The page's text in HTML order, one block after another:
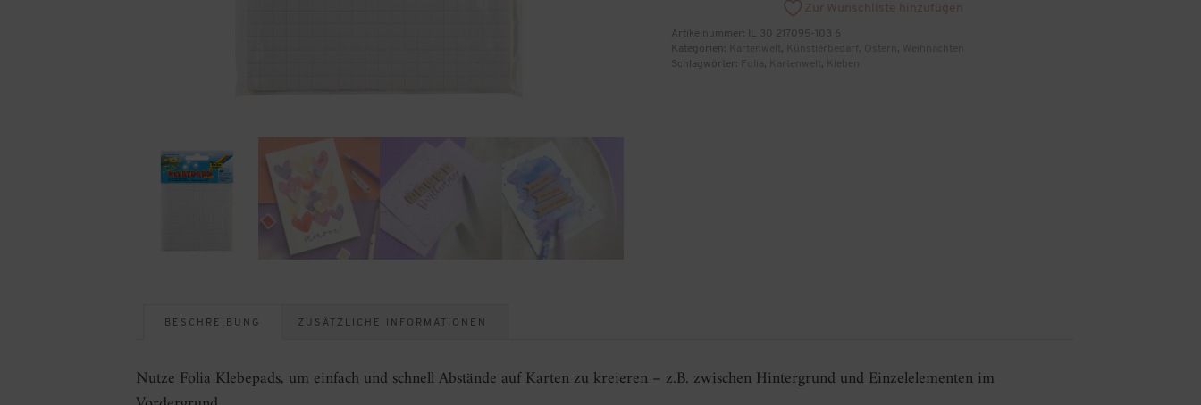
Zur Wunschliste hinzufügen
Artikelnummer:
IL 30 217095-103 6
Kategorien:
, , ,
Schlagwörter:
, ,
BESCHREIBUNG ZUSÄTZLICHE INFORMATIONEN
Nutze Folia Klebepads, um einfach und schnell Abstände auf Karten zu kreieren – z.B. zwischen Hintergrund und Einzelelementen im